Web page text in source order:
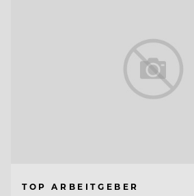
TOP ARBEITGEBER